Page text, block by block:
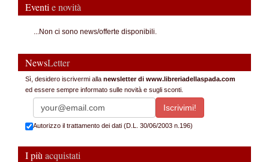
Eventi e novità
...Non ci sono news/offerte disponibili.
NewsLetter
Sì, desidero iscrivermi alla newsletter di www.libreriadellaspada.com
ed essere sempre informato sulle novità e sugli sconti.
Autorizzo il trattamento dei dati (D.L. 30/06/2003 n.196)
I più acquistati